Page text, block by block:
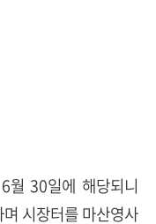
30일에 해당되니
시장터를 마산영사